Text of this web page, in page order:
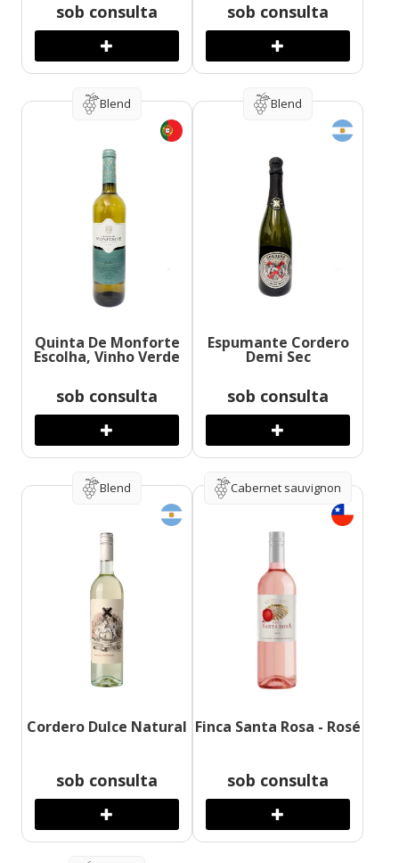
sob consulta sob consulta
Blend
Quinta De Monforte
Escolha, Vinho Verde
sob consulta
Blend
Espumante Cordero
Demi Sec
sob consulta
Blend
Cordero Dulce Natural
sob consulta
Cabernet sauvignon
Finca Santa Rosa - Rosé
sob consulta